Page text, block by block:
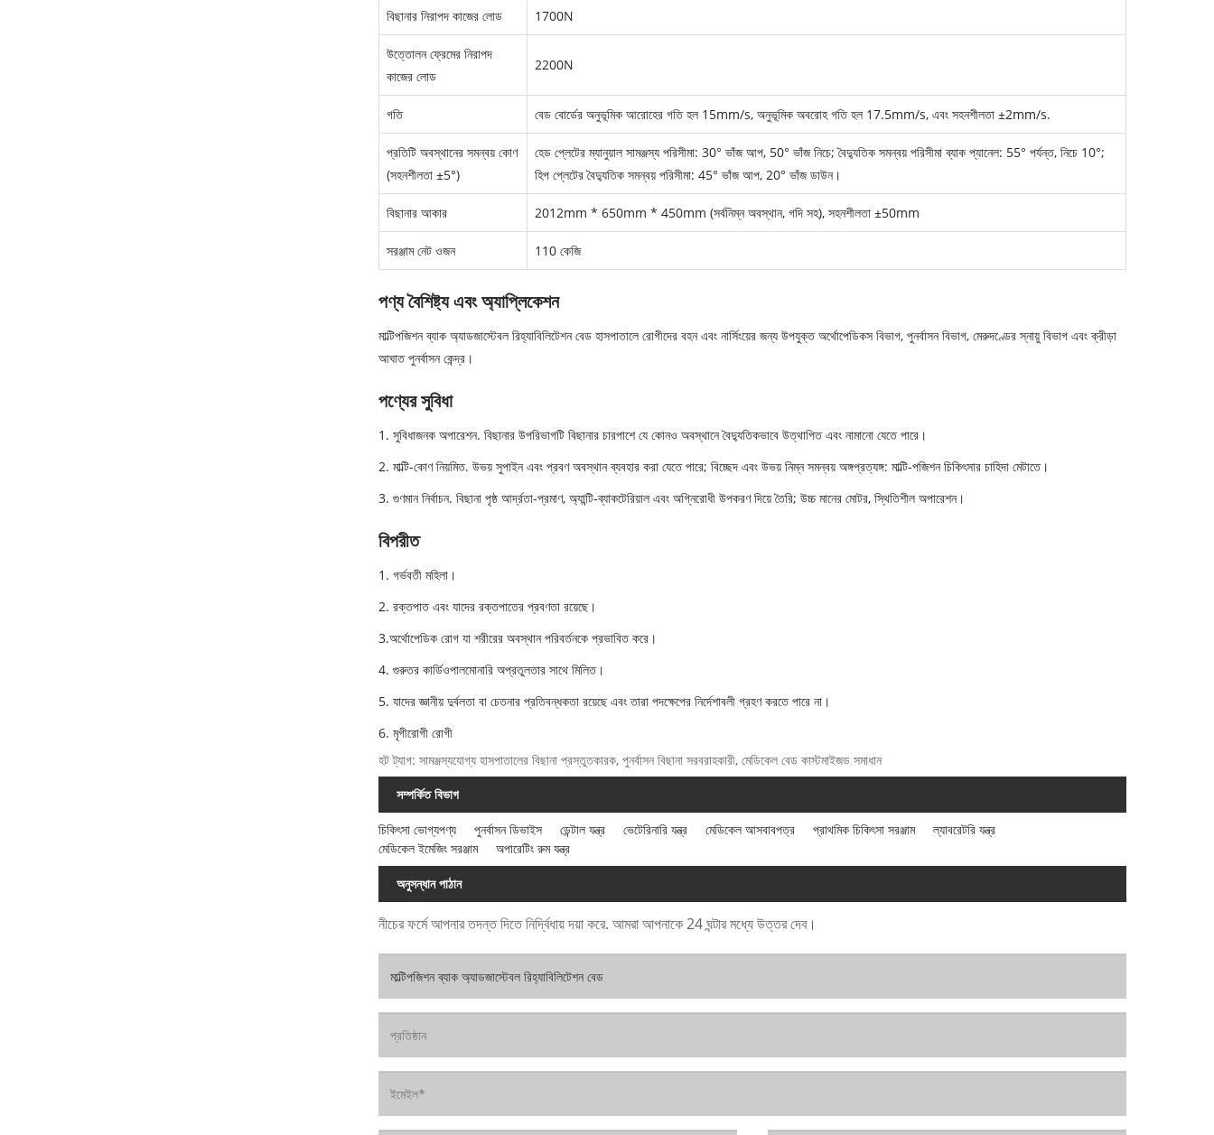
বিছানার নিরাপদ কাজের লোড 1700N
উত্তোলন ফ্রেমের নিরাপদ
কাজের লোড
2200N
গতি বেড বোর্ডের অনুভূমিক আরোহের গতি হল 15mm/s, অনুভূমিক অবরোহ গতি হল 17.5mm/s, এবং সহনশীলতা ±2mm/s.
প্রতিটি অবস্থানের সমন্বয় কোণ
(সহনশীলতা ±5°)
হেড প্লেটের ম্যানুয়াল সামঞ্জস্য পরিসীমা: 30° ভাঁজ আপ, 50° ভাঁজ নিচে; বৈদ্যুতিক সমন্বয় পরিসীমা ব্যাক প্যানেল: 55° পর্যন্ত, নিচে 10°;
হিপ প্লেটের বৈদ্যুতিক সমন্বয় পরিসীমা: 45° ভাঁজ আপ, 20° ভাঁজ ডাউন।
বিছানার আকার 2012mm * 650mm * 450mm (সর্বনিম্ন অবস্থান, গদি সহ), সহনশীলতা ±50mm
সরঞ্জাম নেট ওজন 110 কেজি
পণ্য বৈশিষ্ট্য এবং অ্যাপ্লিকেশন
মাল্টিপজিশন ব্যাক অ্যাডজাস্টেবল রিহ্যাবিলিটেশন বেড হাসপাতালে রোগীদের বহন এবং নার্সিংয়ের জন্য উপযুক্ত অর্থোপেডিকস বিভাগ, পুনর্বাসন বিভাগ, মেরুদণ্ডের স্নায়ু বিভাগ এবং ক্রীড়া
আঘাত পুনর্বাসন কেন্দ্র।
পণ্যের সুবিধা
1. সুবিধাজনক অপারেশন. বিছানার উপরিভাগটি বিছানার চারপাশে যে কোনও অবস্থানে বৈদ্যুতিকভাবে উত্থাপিত এবং নামানো যেতে পারে।
2. মাল্টি-কোণ নিয়মিত. উভয় সুপাইন এবং প্রবণ অবস্থান ব্যবহার করা যেতে পারে; বিচ্ছেদ এবং উভয় নিম্ন সমন্বয় অঙ্গপ্রত্যঙ্গ: মাল্টি-পজিশন চিকিৎসার চাহিদা মেটাতে।
3. গুণমান নির্বাচন. বিছানা পৃষ্ঠ আর্দ্রতা-প্রমাণ, অ্যান্টি-ব্যাকটেরিয়াল এবং অগ্নিরোধী উপকরণ দিয়ে তৈরি; উচ্চ মানের মোটর, স্থিতিশীল অপারেশন।
বিপরীত
1. গর্ভবতী মহিলা।
2. রক্তপাত এবং যাদের রক্তপাতের প্রবণতা রয়েছে।
3.অর্থোপেডিক রোগ যা শরীরের অবস্থান পরিবর্তনকে প্রভাবিত করে।
4. গুরুতর কার্ডিওপালমোনারি অপ্রতুলতার সাথে মিলিত।
5. যাদের জ্ঞানীয় দুর্বলতা বা চেতনার প্রতিবন্ধকতা রয়েছে এবং তারা পদক্ষেপের নির্দেশাবলী গ্রহণ করতে পারে না।
6. মৃগীরোগী রোগী
হট ট্যাগ: সামঞ্জস্যযোগ্য হাসপাতালের বিছানা প্রস্তুতকারক, পুনর্বাসন বিছানা সরবরাহকারী, মেডিকেল বেড কাস্টমাইজড সমাধান
সম্পর্কিত বিভাগ
চিকিৎসা ভোগ্যপণ্য পুনর্বাসন ডিভাইস ডেন্টাল যন্ত্র ভেটেরিনারি যন্ত্র মেডিকেল আসবাবপত্র প্রাথমিক চিকিৎসা সরঞ্জাম
ল্যাবরেটরি যন্ত্র
মেডিকেল ইমেজিং সরঞ্জাম
অপারেটিং রুম যন্ত্র
অনুসন্ধান পাঠান
নীচের ফর্মে আপনার তদন্ত দিতে নির্দ্বিধায় দয়া করে. আমরা আপনাকে 24 ঘন্টার মধ্যে উত্তর দেব।